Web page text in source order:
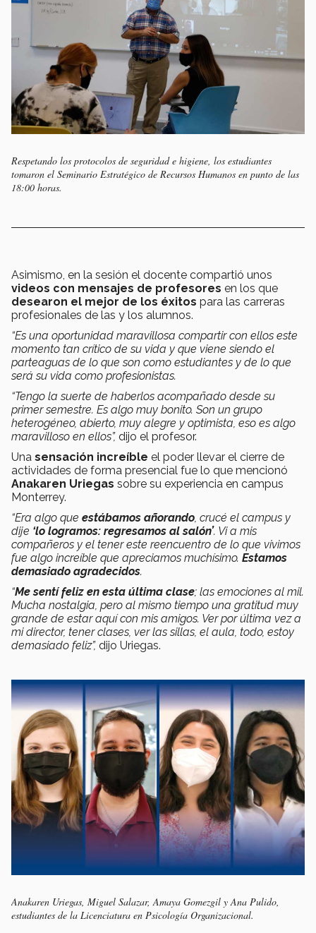
Respetando los protocolos de seguridad e higiene, los estudiantes
tomaron el Seminario Estratégico de Recursos Humanos en punto de las
18:00 horas.
Asimismo, en la sesión el docente compartió unos
videos con mensajes de profesores en los que
desearon el mejor de los éxitos para las carreras
profesionales de las y los alumnos.
“Es una oportunidad maravillosa compartir con ellos este
momento tan crítico de su vida y que viene siendo el
parteaguas de lo que son como estudiantes y de lo que
será su vida como profesionistas.
“Tengo la suerte de haberlos acompañado desde su
primer semestre. Es algo muy bonito. Son un grupo
heterogéneo, abierto, muy alegre y optimista, eso es algo
maravilloso en ellos”, dijo el profesor.
Una sensación increíble el poder llevar el cierre de
actividades de forma presencial fue lo que mencionó
Anakaren Uriegas sobre su experiencia en campus
Monterrey.
“Era algo que estábamos añorando, crucé el campus y
dije ‘lo logramos: regresamos al salón’. Vi a mis
compañeros y el tener este reencuentro de lo que vivimos
fue algo increíble que apreciamos muchísimo. Estamos
demasiado agradecidos.
“Me sentí feliz en esta última clase; las emociones al mil.
Mucha nostalgia, pero al mismo tiempo una gratitud muy
grande de estar aquí con mis amigos. Ver por última vez a
mi director, tener clases, ver las sillas, el aula, todo, estoy
demasiado feliz”, dijo Uriegas.
Anakaren Uriegas, Miguel Salazar, Amaya Gomezgil y Ana Pulido,
estudiantes de la Licenciatura en Psicología Organizacional.